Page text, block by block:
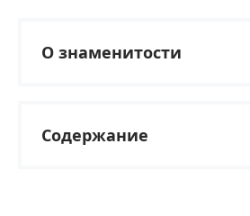
О знаменитости
Содержание